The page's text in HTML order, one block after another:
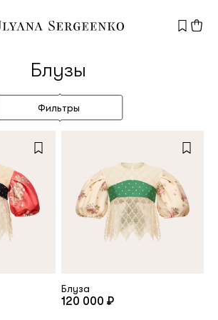
помощь?
поддержки+7 495 105 70 25
Новый
клиент
Блузы
Фильтры
Блуза
120 000 ₽